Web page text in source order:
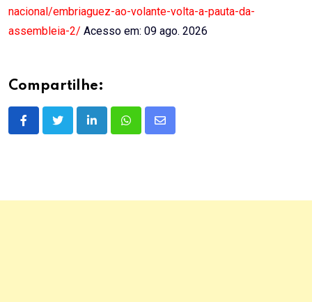
nacional/embriaguez-ao-volante-volta-a-pauta-da-
assembleia-2/ Acesso em: 09 ago. 2026
Compartilhe:
LinkedInWhatsappShare